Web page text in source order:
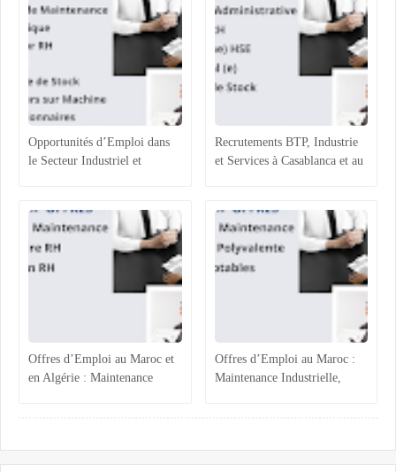
Opportunités d’Emploi dans
le Secteur Industriel et
Casablanca et Hassi Ameur
Recrutements BTP, Industrie
et Services à Casablanca et au
Offres d’Emploi au Maroc et
en Algérie : Maintenance
Offres d’Emploi au Maroc :
Maintenance Industrielle,